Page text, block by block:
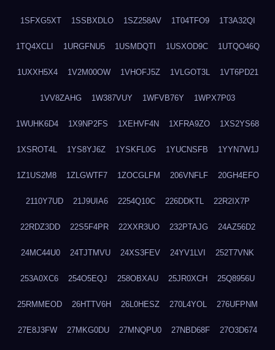
1SFXG5XT 1SSBXDLO 1SZ258AV 1T04TFO9 1T3A32QI
1TQ4XCLI 1URGFNU5 1USMDQTI 1USXOD9C 1UTQO46Q
1UXXH5X4 1V2M00OW 1VHOFJ5Z 1VLGOT3L 1VT6PD21
1VV8ZAHG 1W387VUY 1WFVB76Y 1WPX7P03
1WUHK6D4 1X9NP2FS 1XEHVF4N 1XFRA9ZO 1XS2YS68
1XSROT4L 1YS8YJ6Z 1YSKFL0G 1YUCNSFB 1YYN7W1J
1Z1US2M8 1ZLGWTF7 1ZOCGLFM 206VNFLF 20GH4EFO
2110Y7UD 21J9UIA6 2254Q10C 226DDKTL 22R2IX7P
22RDZ3DD 22S5F4PR 22XXR3UO 232PTAJG 24AZ56D2
24MC44U0 24TJTMVU 24XS3FEV 24YV1LVI 252T7VNK
253A0XC6 254O5EQJ 258OBXAU 25JR0XCH 25Q8956U
25RMMEOD 26HTTV6H 26L0HESZ 270L4YOL 276UFPNM
27E8J3FW 27MKG0DU 27MNQPU0 27NBD68F 27O3D674